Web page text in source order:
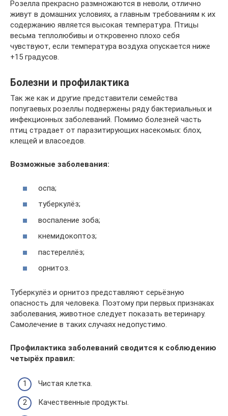
Розелла прекрасно размножаются в неволи, отлично
живут в домашних условиях, а главным требованиям к их
содержанию является высокая температура. Птицы
весьма теплолюбивы и откровенно плохо себя
чувствуют, если температура воздуха опускается ниже
+15 градусов.
Болезни и профилактика
Так же как и другие представители семейства
попугаевых розеллы подвержены ряду бактериальных и
инфекционных заболеваний. Помимо болезней часть
птиц страдает от паразитирующих насекомых: блох,
клещей и власоедов.
Возможные заболевания:
оспа;
туберкулёз;
воспаление зоба;
кнемидокоптоз;
пастереллёз;
орнитоз.
Туберкулёз и орнитоз представляют серьёзную
опасность для человека. Поэтому при первых признаках
заболевания, животное следует показать ветеринару.
Самолечение в таких случаях недопустимо.
Профилактика заболеваний сводится к соблюдению
четырёх правил:
Чистая клетка.
Качественные продукты.